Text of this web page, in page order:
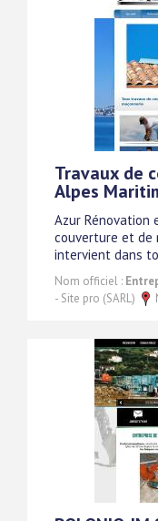
Travaux de
Alpes
Azur Rénovation
couverture et de
intervient dans
Nom officiel :
- Site pro (SARL)